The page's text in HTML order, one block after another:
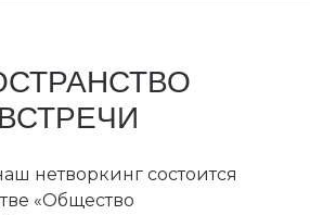
нетворкинг состоится
«Общество
ВСТРЕЧИ